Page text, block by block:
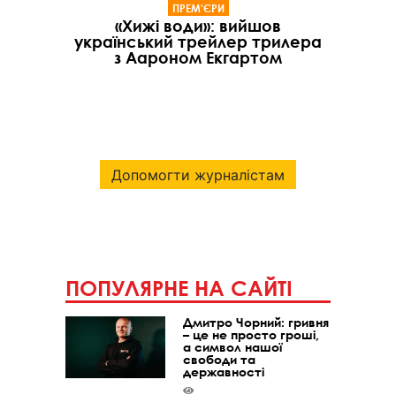
ПРЕМ'ЄРИ
«Хижі води»: вийшов
український трейлер трилера
з Аароном Екгартом
Допомогти журналістам
ПОПУЛЯРНЕ НА САЙТІ
Дмитро Чорний: гривня
– це не просто гроші,
а символ нашої
свободи та
державності